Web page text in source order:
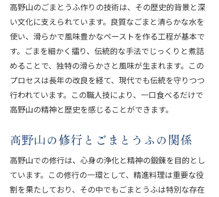
ごまとうふの基本的な製法の紹介
職人の技が光るごまとうふ作り
高野山の自然が育むごまとうふの素材
ごまとうふの製法に込められた信仰心
高野山独自の製法の特徴と魅力
伝統的な製法を守る現代のごまとうふ作り
高野山で訪れるべきごまとうふの名店とその魅
高野山の名店で味わう絶品ごまとうふ
ごまとうふの名店が提供する特別な体験
高野山の食文化を支えるごまとうふの店
名店で楽しむごまとうふの多彩なアレンジ
高野山のごまとうふ作りの技術は、その歴史的背景と深
い文化に支えられています。良質なごまと清らかな水を
使い、滑らかで風味豊かなペーストを作る工程が基本で
す。ごまを細かく擂り、伝統的な手法でじっくりと煮詰
めることで、独特の滑らかさと風味が生まれます。この
プロセスは長年の改良を経て、現代でも伝統を守りつつ
行われています。この職人技により、一口食べるだけで
高野山の精神と歴史を感じることができます。
高野山の修行とごまとうふの関係
高野山での修行は、心身の浄化と精神の鍛錬を目的とし
ています。この修行の一環として、精進料理は重要な役
割を果たしており、その中でもごまとうふは特別な存在